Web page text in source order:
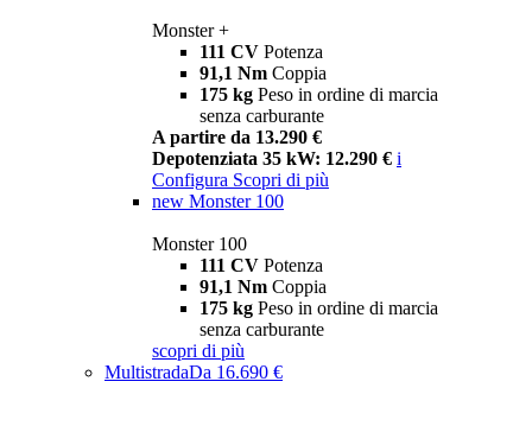
Monster +
111 CV Potenza
91,1 Nm Coppia
175 kg Peso in ordine di marcia
senza carburante
A partire da 13.290 €
Depotenziata 35 kW: 12.290 € i
Configura Scopri di più
new Monster 100
Monster 100
111 CV Potenza
91,1 Nm Coppia
175 kg Peso in ordine di marcia
senza carburante
scopri di più
MultistradaDa 16.690 €